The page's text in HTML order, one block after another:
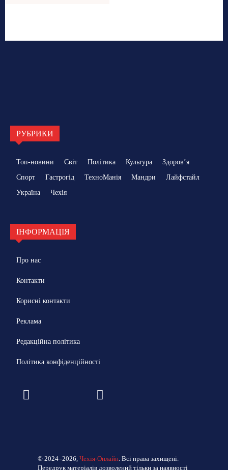
РУБРИКИ
Топ-новини Світ Політика Культура
Здоровʼя
Спорт
Гастрогід ТехноМанія Мандри
Лайфстайл
Україна
Чехія
ІНФОРМАЦІЯ
Про нас
Контакти
Корисні контакти
Реклама
Редакційна політика
Політика конфіденційності
© 2024–2026,Чехія-Онлайн. Всі права захищені.
Передрук матеріалів дозволений тільки за наявності